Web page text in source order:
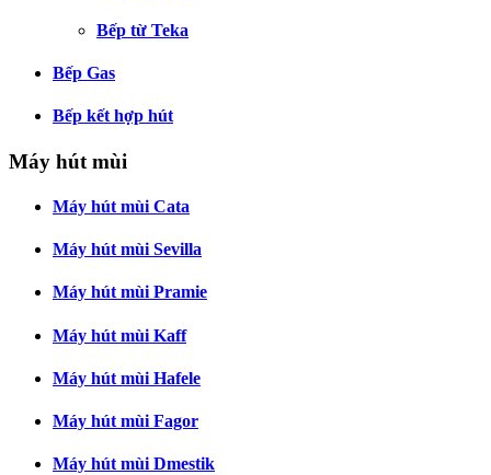
Bếp từ Teka
Bếp Gas
Bếp kết hợp hút
Máy hút mùi
Máy hút mùi Cata
Máy hút mùi Sevilla
Máy hút mùi Pramie
Máy hút mùi Kaff
Máy hút mùi Hafele
Máy hút mùi Fagor
Máy hút mùi Dmestik